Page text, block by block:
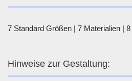
7 Standard Größen | 7 Materialien |
Hinweise zur Gestaltung: